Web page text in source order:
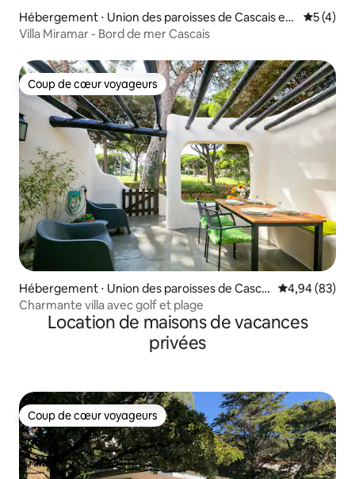
Hébergement ⋅ Union des paroisses de Cascais et
Estoril
5 (4)
Villa Miramar - Bord de mer Cascais
Coup de cœur voyageurs
Coup de cœur voyageurs
Hébergement ⋅ Union des paroisses de Cascai
s et Estoril
Évaluation
4,94 (83)
Charmante villa avec golf et plage
Location de maisons de vacances
privées
Coup de cœur voyageurs
Coup de cœur voyageurs